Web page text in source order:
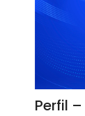
Perfil